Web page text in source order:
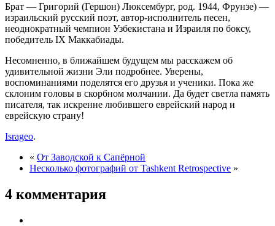
Брат — Григорий (Гершон) Люксембург, род. 1944, Фрунзе) —
израильский русский поэт, автор-исполнитель песен,
неоднократный чемпион Узбекистана и Израиля по боксу,
победитель IX Маккабиады.
Несомненно, в ближайшем будущем мы расскажем об
удивительной жизни Эли подробнее. Уверены,
воспоминаниями поделятся его друзья и ученики. Пока же
склоним головы в скорбном молчании. Да будет светла память
писателя, так искренне любившего еврейский народ и
еврейскую страну!
Isrageo.
« От Заводской к Сапёрной
Несколько фотографий от Tashkent Retrospective »
4 комментария